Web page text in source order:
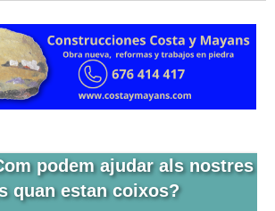
podem ajudar als nostres
quan estan coixos?